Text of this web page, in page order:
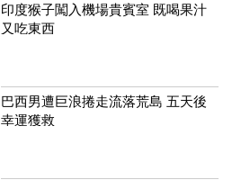
印度猴子闖入機場貴賓室 既喝果汁
又吃東西
巴西男遭巨浪捲走流落荒島 五天後
幸運獲救